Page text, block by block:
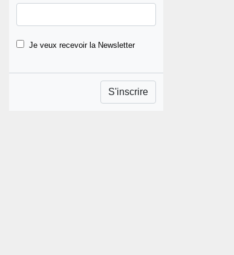
Je veux recevoir la Newsletter